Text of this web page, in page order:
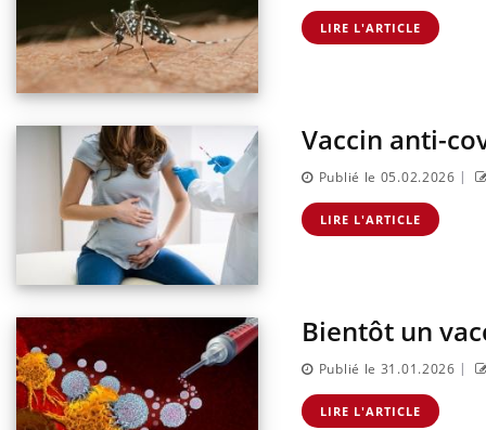
LIRE L'ARTICLE
Vaccin anti-
Publié le 05.02.2026 |
LIRE L'ARTICLE
Bientôt un
Publié le 31.01.2026 |
LIRE L'ARTICLE